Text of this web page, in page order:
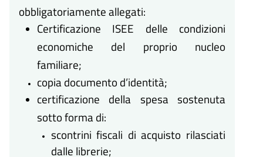
obbligatoriamente allegati:
Certificazione ISEE delle condizioni
economiche del proprio nucleo
familiare;
copia documento d’identità;
certificazione della spesa sostenuta
sotto forma di:
scontrini fiscali di acquisto rilasciati
dalle librerie;